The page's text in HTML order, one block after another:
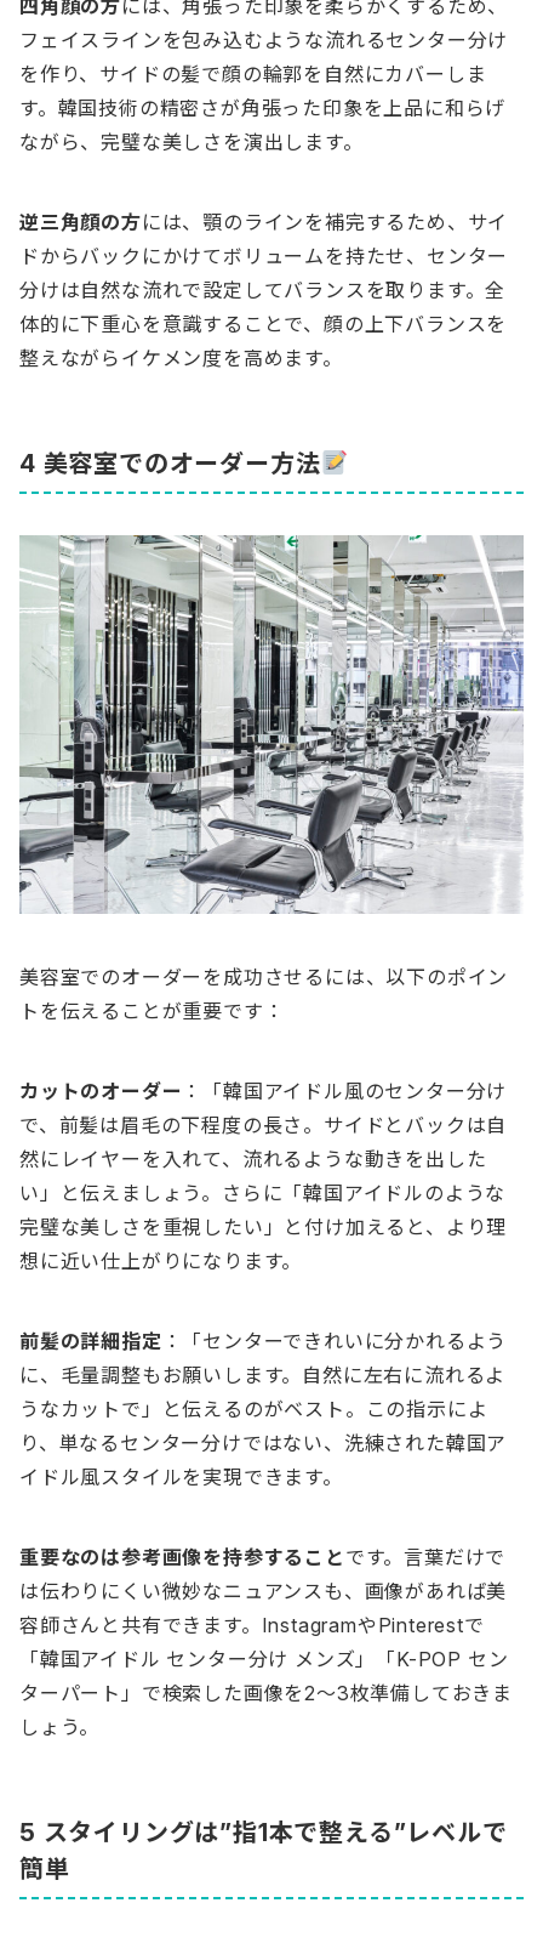
四角顔の方には、角張った印象を柔らかくするため、
フェイスラインを包み込むような流れるセンター分け
を作り、サイドの髪で顔の輪郭を自然にカバーしま
す。韓国技術の精密さが角張った印象を上品に和らげ
ながら、完璧な美しさを演出します。
逆三角顔の方には、顎のラインを補完するため、サイ
ドからバックにかけてボリュームを持たせ、センター
分けは自然な流れで設定してバランスを取ります。全
体的に下重心を意識することで、顔の上下バランスを
整えながらイケメン度を高めます。
4 美容室でのオーダー方法
美容室でのオーダーを成功させるには、以下のポイン
トを伝えることが重要です：
カットのオーダー ：「韓国アイドル風のセンター分け
で、前髪は眉毛の下程度の長さ。サイドとバックは自
然にレイヤーを入れて、流れるような動きを出した
い」と伝えましょう。さらに「韓国アイドルのような
完璧な美しさを重視したい」と付け加えると、より理
想に近い仕上がりになります。
前髪の詳細指定 ：「センターできれいに分かれるよう
に、毛量調整もお願いします。自然に左右に流れるよ
うなカットで」と伝えるのがベスト。この指示によ
り、単なるセンター分けではない、洗練された韓国ア
イドル風スタイルを実現できます。
重要なのは参考画像を持参すること です。言葉だけで
は伝わりにくい微妙なニュアンスも、画像があれば美
容師さんと共有できます。InstagramやPinterestで
「韓国アイドル センター分け メンズ」「K-POP セン
ターパート」で検索した画像を2〜3枚準備しておきま
しょう。
5 スタイリングは”指1本で整える”レベルで
簡単